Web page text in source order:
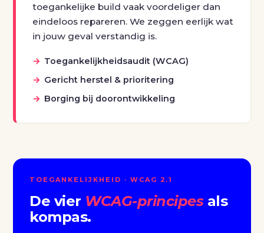
toegankelijke build vaak voordeliger dan
eindeloos repareren. We zeggen eerlijk wat
in jouw geval verstandig is.
Toegankelijkheidsaudit (WCAG)
Gericht herstel & prioritering
Borging bij doorontwikkeling
TOEGANKELIJKHEID · WCAG 2.1
De vier WCAG-principesals
kompas.